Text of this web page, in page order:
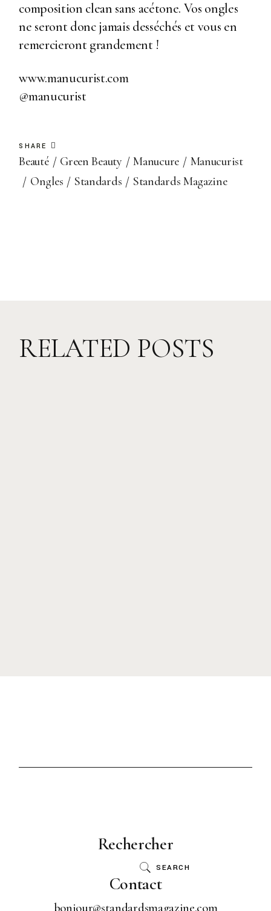
composition clean sans acétone. Vos ongles
ne seront donc jamais desséchés et vous en
remercieront grandement !
www.manucurist.com
@manucurist
SHARE
Beauté Green Beauty Manucure
Manucurist
Ongles
Standards Standards Magazine
RELATED POSTS
Rechercher
SEARCH
Contact
bonjour@standardsmagazine.com